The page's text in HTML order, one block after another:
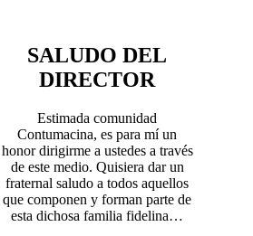
SALUDO DEL
DIRECTOR
Estimada comunidad
Contumacina, es para mí un
honor dirigirme a ustedes a través
de este medio. Quisiera dar un
fraternal saludo a todos aquellos
que componen y forman parte de
esta dichosa familia fidelina…